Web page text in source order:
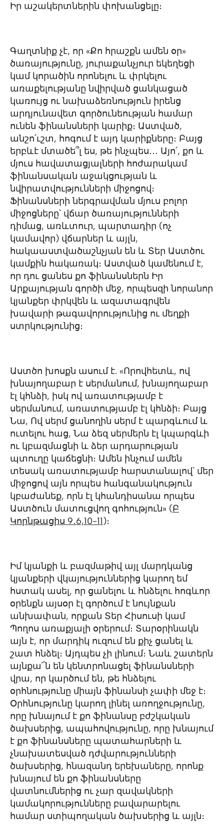
Իր աշակերտներին փոխանցելը։
Գաղտնիք չէ, որ «Քո հրաշքն ամեն օր»
ծառայությունը, յուրաքանչյուր եկեղեցի
կամ կորածին որոնելու և փրկելու
առաքելությանը նվիրված ցանկացած
կառույց ու նախաձեռնություն իրենց
արդյունավետ գործունեության համար
ունեն ֆինանսների կարիք։ Աստված,
անշո՛ւշտ, հոգում է այդ կարիքները։ Բայց
երբևէ մտածե՞լ ես, թե ինչպես․․․ Այո՛, քո և
մյուս հավատացյալների հոժարակամ
ֆինանսական աջակցության և
նվիրատվությունների միջոցով։
Ֆինանսների ներգրավման մյուս բոլոր
միջոցները՝ վճար ծառայությունների
դիմաց, առևտուր, պարտադիր (ոչ
կամավոր) վճարներ և այլն,
հակաաստվածաշնչյան են և Տեր Աստծու
կամքին հակառակ։ Աստված կամենում է,
որ դու ցանես քո ֆինանսներն Իր
Արքայության գործի մեջ, որպեսզի նորանոր
կյանքեր փրկվեն և ազատագրվեն
խավարի թագավորությունից ու մեղքի
ստրկությունից։
Աստծո խոսքն ասում է. «Որովհետև, ով
խնայողաբար է սերմանում, խնայողաբար
էլ կհնձի, իսկ ով առատությամբ է
սերմանում, առատությամբ էլ կհնձի։ Բայց
Նա, Ով սերմ ցանողին սերմ է պարգևում և
ուտելու հաց, Նա ձեզ սերմերն էլ կպարգևի
ու կբազմացնի և ձեր արդարության
պտուղը կաճեցնի։ Ամեն ինչում ամեն
տեսակ առատությամբ հարստանալով՝ մեր
միջոցով այն որպես հանգանակություն
կբաժանեք, որն էլ կհանդիսանա որպես
Աստծուն մատուցվող գոհություն» ‭‭(Բ
Կորնթացիս‬ ‭9․6,10-11)։
Իմ կյանքի և բազմաթիվ այլ մարդկանց
կյանքերի վկայություններից կարող եմ
հստակ ասել, որ ցանելու և հնձելու հոգևոր
օրենքն այսօր էլ գործում է նույնքան
անխափան, որքան Տեր Հիսուսի կամ
Պողոս առաքյալի օրերում։ Տարօրինակն
այն է, որ մարդիկ ուզում են քիչ ցանել և
շատ հնձել։ Այդպես չի լինում։ Նաև շատերն
այնքա՜ն են կենտրոնացել ֆինանսների
վրա, որ կարծում են, թե հնձելու
օրհնությունը միայն ֆինանսի չափի մեջ է։
Օրհնությունը կարող լինել առողջությունը,
որը խնայում է քո ֆինանսը բժշկական
ծախսերից, ապահովությունը, որը խնայում
է քո ֆինանսները պատահարների և
չնախատեսված դժվարությունների
ծախսերից, հնազանդ երեխաները, որոնք
խնայում են քո ֆինանսները
վատնումներից ու չար զավակների
կամակորությունները բավարարելու
համար ստիպողական ծախսերից և այլն։